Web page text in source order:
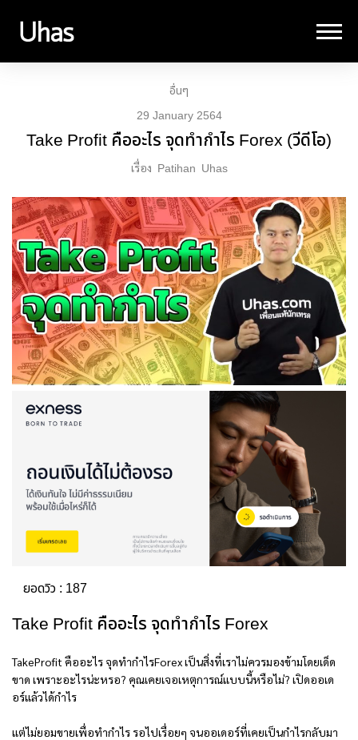
อื่นๆ
29 January 2564
Take Profit คืออะไร จุดทำกำไร Forex (วีดีโอ)
เรื่อง Patihan Uhas
ยอดวิว : 187
Take Profit คืออะไร จุดทำกำไร Forex
TakeProfit คืออะไร จุดทำกำไรForex เป็นสิ่งที่เราไม่ควรมองข้ามโดยเด็ด
ขาด เพราะอะไรน่ะหรอ? คุณเคยเจอเหตุการณ์แบบนี้หรือไม่? เปิดออเด
อร์แล้วได้กำไร
แต่ไม่ยอมขายเพื่อทำกำไร รอไปเรื่อยๆ จนออเดอร์ที่เคยเป็นกำไรกลับมา